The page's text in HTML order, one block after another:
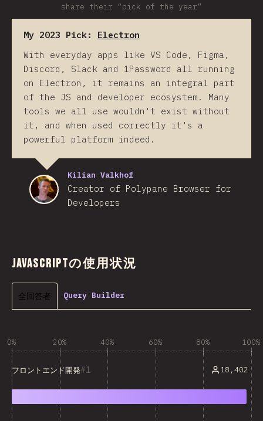
share their “pick of the year”
My 2023 Pick: Electron
With everyday apps like VS Code, Figma,
Discord, Slack and 1Password all running
on Electron, it remains an integral part
of the JS and developer ecosystem. Many
tools we all use wouldn't exist without
it, and when used correctly it's a
powerful platform indeed.
Kilian Valkhof
Creator of Polypane Browser for
Developers
JavaScriptの使用状況
全回答者 Query Builder
0% 20% 40% 60% 80% 100%
1
フロントエンド開発 18,402